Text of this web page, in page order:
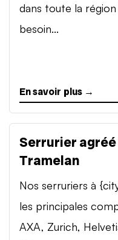
dans toute la
besoin...
En savoir plus →
Serrurier
Tramelan
Nos serruriers à
les principales
AXA, Zurich,